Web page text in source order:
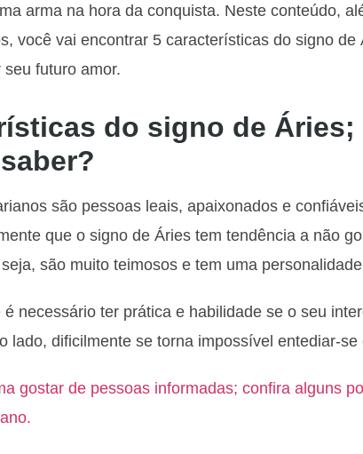
arma na hora da conquista. Neste conteúdo,
você vai encontrar 5 características do signo de
futuro amor.
do signo de Áries;
são pessoas leais, apaixonados e
que o signo de Áries tem tendência a não
são muito teimosos e tem uma
é necessário ter prática e habilidade se o seu
lado, dificilmente se torna impossível entediar-se
gostar de pessoas informadas; confira alguns